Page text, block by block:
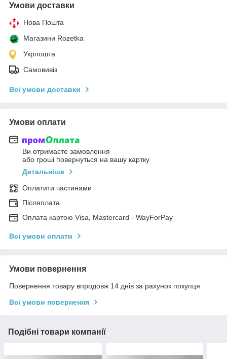
Умови доставки
Нова Пошта
Магазини Rozetka
Укрпошта
Самовивіз
Всі умови доставки
Умови оплати
Ви отримаєте замовлення
або гроші повернуться на вашу картку
Детальніше
Оплатити частинами
Післяплата
Оплата картою Visa, Mastercard - WayForPay
Всі умови оплати
Умови повернення
Повернення товару впродовж 14 днів за рахунок покупця
Всі умови повернення
Подібні товари компанії